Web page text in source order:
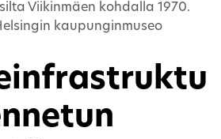
Viikinmäen kohdalla 1970.
kaupunginmuseo